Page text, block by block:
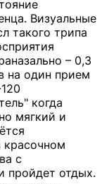
Визуальные
такого трипа
– 0,3
на один прием
когда
мягкий и
красочном
с
пройдет отдых.